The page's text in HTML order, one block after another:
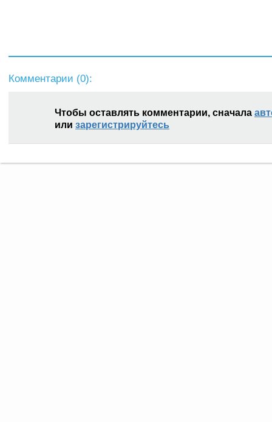
Комментарии (0):
Чтобы оставлять комментарии, сначала
или зарегистрируйтесь